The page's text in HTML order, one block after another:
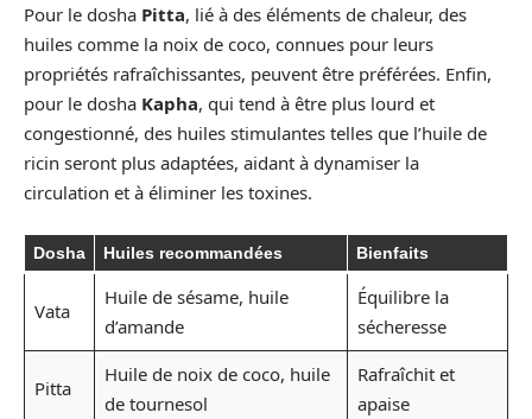
Pour le dosha Pitta, lié à des éléments de chaleur, des
huiles comme la noix de coco, connues pour leurs
propriétés rafraîchissantes, peuvent être préférées. Enfin,
pour le dosha Kapha, qui tend à être plus lourd et
congestionné, des huiles stimulantes telles que l’huile de
ricin seront plus adaptées, aidant à dynamiser la
circulation et à éliminer les toxines.
Dosha Huiles recommandées Bienfaits
Vata
Huile de sésame, huile
d’amande
Équilibre la
sécheresse
Pitta
Huile de noix de coco, huile
de tournesol
Rafraîchit et
apaise